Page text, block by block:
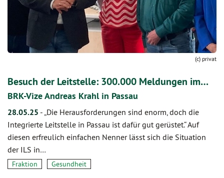
(c) privat
Besuch der Leitstelle: 300.000 Meldungen im…
BRK-Vize Andreas Krahl in Passau
28.05.25 - „Die Herausforderungen sind enorm, doch die
Integrierte Leitstelle in Passau ist dafür gut gerüstet.“ Auf
diesen erfreulich einfachen Nenner lässt sich die Situation
der ILS in…
Fraktion Gesundheit